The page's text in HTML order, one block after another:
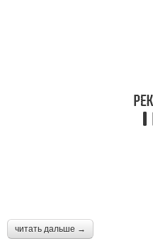
читать дальше →